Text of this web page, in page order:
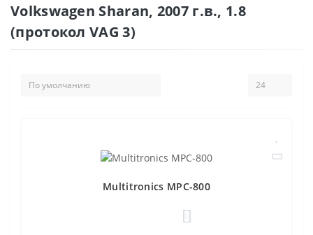
Volkswagen Sharan, 2007 г.в., 1.8
(протокол VAG 3)
Multitronics MPC-800